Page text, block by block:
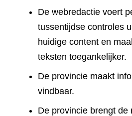
De webredactie voert
tussentijdse controles
huidige content en
teksten toegankelijker.
De provincie maakt
vindbaar.
De provincie brengt de